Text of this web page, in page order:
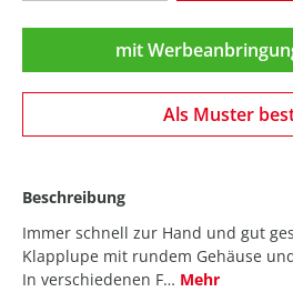
mit
Als Muster
Beschreibung
Immer schnell zur Hand und gut
Klapplupe mit rundem Gehäuse
In verschiedenen F… Mehr